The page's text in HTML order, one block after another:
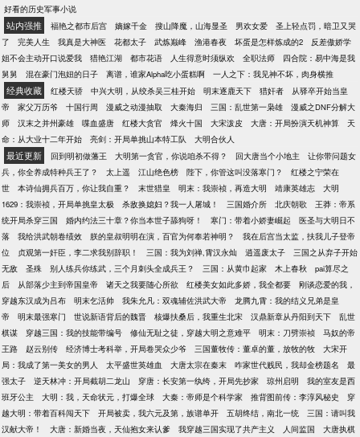
里生长了。 谨以此文向所有的穿越经典致敬。
好看的历史军事小说
站内强推 福艳之都市后宫 嫡嫁千金 搜山降魔，山海显圣 男欢女爱
圣上轻点罚，暗卫又哭
了
完美人生 我真是大神医 花都太子 武炼巅峰 渔港春夜 坏蛋是怎样炼成的2
反差傲娇学
姐不会主动开口说爱我
猎艳江湖 都市花语 人生得意时须纵欢 全职法师
四合院：易中海是我
舅舅
混在豪门泡妞的日子 离谱，谁家Alpha吃小蛋糕啊 一人之下：我见神不坏，肉身横推
经典收藏 红楼天骄 中兴大明，从绞杀吴三桂开始 明末逐鹿天下 猎奸者
从驿卒开始当皇
帝
家父万历爷 十国行周 漫威之动漫抽取 大秦海归 三国：乱世第一枭雄
漫威之DNF分解大
师
汉末之并州豪雄 喋血盛唐 红楼大贪官 烽火十国 大宋泼皮 大唐：开局扮演天机神算
天
命：从大业十二年开始
亮剑：开局单挑山本特工队 大明合伙人
最近更新 回到明初做藩王 大明第一贪官，你说咱杀不得？ 回大唐当个小地主
让你带问题女
兵，你全养成特种兵王了？
太上遥 江山绝色榜 陛下，你管这叫没落寒门？
红楼之宁荣在
世
本诗仙拥兵百万，你让我自重？ 末世猎皇 明末：我崇祯，再造大明 靖康英雄志
大明
1629：我崇祯，开局单挑皇太极
杀敌换媳妇？我一人屠城！ 三国婚介所 北庆朝歌
王莽：帝系
统开局杀穿三国
婚内约法三十章？你当本世子舔狗呀！ 寒门：带着小娇妻崛起
医圣与大明日不
落
我给洪武朝卷绩效 朕的皇叔明明在演，百官为何奉若神明？
我在后宫当太监，扶我儿子登帝
位
贞观第一奸臣，李二求我别辞职！ 三国：我为刘禅,霄汉永灿 逍遥废太子
三国之从弃子开始
无敌
圣殊 别人练兵你练武，三个月刺头全成兵王？ 三国：从黄巾起家 木上春秋
pai算尽之
后
从部落少主到帝国皇帝 诸天之我要随心所欲 红楼美女如此多娇，我全都要
刚谈恋爱的我，
穿越东汉成为吕布
明末乞活帅 我朱允凡：双魂辅佐洪武大帝
龙腾九霄：我的结义兄弟是皇
帝
明末最强寒门 世说新语背后的魏晋 核爆扶桑后，我重生北宋 汉鼎新章从丹阳到天下
乱世
棋谋
穿越三国：我的技能带编号 修仙无耻之徒，穿越大明之意难平 明末：刀劈崇祯
马奴的帝
王路
赵云别传 经济博士考科举，开局卷哭众少爷 三国董牧传：董卓的董，放牧的牧
大宋开
局：我成了第一美女的男人
太平盛世英雄血 大唐太宗在秦末 咋家世代贱民，我却金榜题名
最
强太子
逆天林冲：开局截胡二龙山 穿唐：长安第一纨绔，开局先抄家 琼州启明
我的室友是西
班牙公主
大明：我，天命状元，打爆全球 大秦：帝师是个科学家 推背图前传：李淳风秘史
穿
越大明：带着百科闯天下
开局被卖，我六元及第，族谱单开 五胡终结，南北一统
三国：请叫我
汉献大帝！
大唐：新婚当夜，天仙抱女来认爹 我穿越三国实现了共产主义 人间监国
大唐执棋